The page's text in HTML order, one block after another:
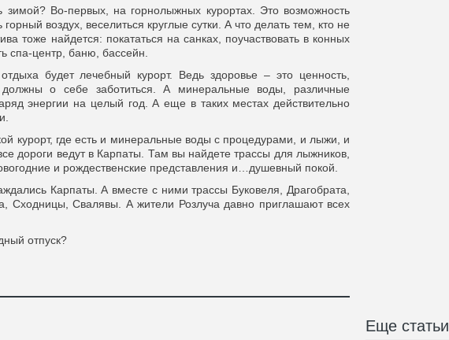
Во-первых, на горнолыжных курортах. Это возможность
воздух, веселиться круглые сутки. А что делать тем, кто не
тоже найдется: покататься на санках, поучаствовать в конных
спа-центр, баню, бассейн.
будет лечебный курорт. Ведь здоровье – это ценность,
о себе заботиться. А минеральные воды, различные
энергии на целый год. А еще в таких местах действительно
курорт, где есть и минеральные воды с процедурами, и лыжи, и
дороги ведут в Карпаты. Там вы найдете трассы для лыжников,
и рождественские представления и…душевный покой.
Карпаты. А вместе с ними трассы Буковеля, Драгобрата,
Сходницы, Свалявы. А жители Розлуча давно приглашают всех
отпуск?
Еще статьи